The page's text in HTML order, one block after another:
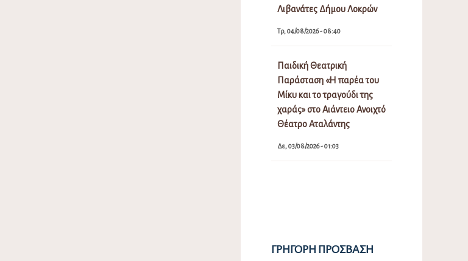
Λιβανάτες Δήμου Λοκρών
Τρ, 04/08/2026 - 08:40
Παιδική Θεατρική
Παράσταση «Η παρέα του
Μίκυ και το τραγούδι της
χαράς» στο Αιάντειο Ανοιχτό
Θέατρο Αταλάντης
Δε, 03/08/2026 - 01:03
ΓΡΉΓΟΡΗ ΠΡΌΣΒΑΣΗ